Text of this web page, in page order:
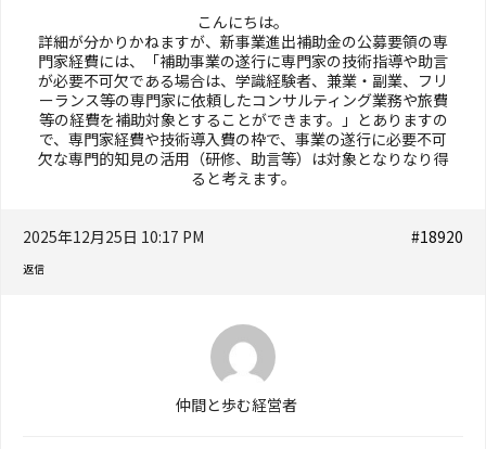
こんにちは。
詳細が分かりかねますが、新事業進出補助金の公募要領の専
門家経費には、「補助事業の遂行に専門家の技術指導や助言
が必要不可欠である場合は、学識経験者、兼業・副業、フリ
ーランス等の専門家に依頼したコンサルティング業務や旅費
等の経費を補助対象とすることができます。」とありますの
で、専門家経費や技術導入費の枠で、事業の遂行に必要不可
欠な専門的知見の活用（研修、助言等）は対象となりなり得
ると考えます。
2025年12月25日 10:17 PM #18920
返信
仲間と歩む経営者